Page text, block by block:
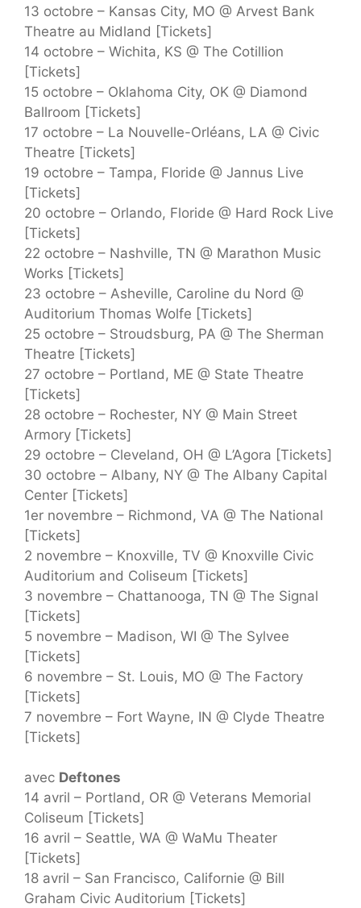
13 octobre – Kansas City, MO @ Arvest Bank
Theatre au Midland [Tickets]
14 octobre – Wichita, KS @ The Cotillion
[Tickets]
15 octobre – Oklahoma City, OK @ Diamond
Ballroom [Tickets]
17 octobre – La Nouvelle-Orléans, LA @ Civic
Theatre [Tickets]
19 octobre – Tampa, Floride @ Jannus Live
[Tickets]
20 octobre – Orlando, Floride @ Hard Rock Live
[Tickets]
22 octobre – Nashville, TN @ Marathon Music
Works [Tickets]
23 octobre – Asheville, Caroline du Nord @
Auditorium Thomas Wolfe [Tickets]
25 octobre – Stroudsburg, PA @ The Sherman
Theatre [Tickets]
27 octobre – Portland, ME @ State Theatre
[Tickets]
28 octobre – Rochester, NY @ Main Street
Armory [Tickets]
29 octobre – Cleveland, OH @ L’Agora [Tickets]
30 octobre – Albany, NY @ The Albany Capital
Center [Tickets]
1er novembre – Richmond, VA @ The National
[Tickets]
2 novembre – Knoxville, TV @ Knoxville Civic
Auditorium and Coliseum [Tickets]
3 novembre – Chattanooga, TN @ The Signal
[Tickets]
5 novembre – Madison, WI @ The Sylvee
[Tickets]
6 novembre – St. Louis, MO @ The Factory
[Tickets]
7 novembre – Fort Wayne, IN @ Clyde Theatre
[Tickets]
avec Deftones
14 avril – Portland, OR @ Veterans Memorial
Coliseum [Tickets]
16 avril – Seattle, WA @ WaMu Theater
[Tickets]
18 avril – San Francisco, Californie @ Bill
Graham Civic Auditorium [Tickets]